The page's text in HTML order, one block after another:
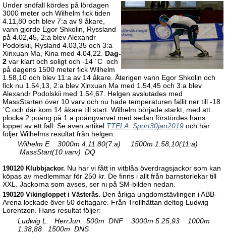
Under snöfall kördes på lördagen
3000 meter och Wilhelm fick tiden
4.11,80 och blev 7:a av 9 åkare,
vann gjorde Egor Shkolin, Ryssland
på 4.02,45, 2:a blev Alexandr
Podolskii, Rysland 4.03,35 och 3:a
Xinxuan Ma, Kina med 4.04,22. Dag-
2 var klart och soligt och -14 ´C och
på dagens 1500 meter fick Wilhelm
1.58,10 och blev 11:a av 14 åkare. Återigen vann Egor Shkolin och
fick nu 1.54,13, 2:a blev Xinxuan Ma med 1.54,45 och 3:a blev
Alexandr Podolskii med 1.54,67. Helgen avslutades med
MassStarten över 10 varv och nu hade temperaturen fallit ner till -18
´C och där kom 14 åkare till start. Wilhelm började starkt, med att
plocka 2 poäng på 1:a poängvarvet med sedan förstördes hans
loppet av ett fall. Se även artikel TTELA_Sport30jan2019 och här
följer Wilhelms resultat från helgen:
Wilhelm E. 3000m 4.11,80(7:a) 1500m 1.58,10(11:a)
MassStart(10 varv) DQ
190120 Klubbjackor. Nu har vi fått in vitblåa överdragsjackor som kan
köpas av medlemmar för 250 kr. De finns i allt från barnstorlekar till
XXL. Jackorna som avses, ser ni på SM-bilden nedan.
190120 Vikingloppet i Västerås. Den årliga ungdomstävlingen i ABB-
Arena lockade över 50 deltagare. Från Trollhättan deltog Ludwig
Lorentzon. Hans resultat följer:
Ludwig L. HerrJun. 500m DNF 3000m 5.25,93 1000m
1.38,88 1500m DNS